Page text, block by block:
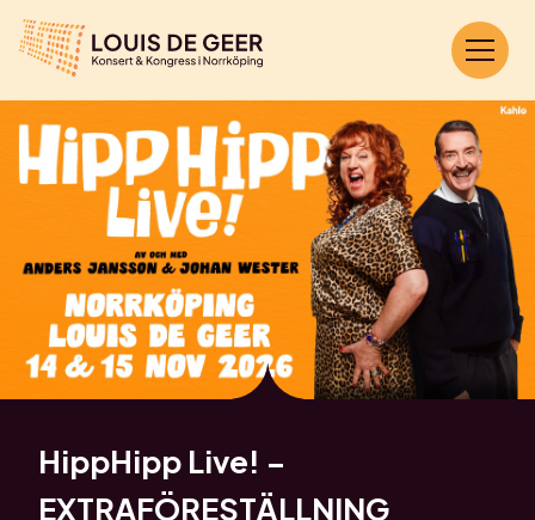
HippHipp Live! –
EXTRAFÖRESTÄLLNING